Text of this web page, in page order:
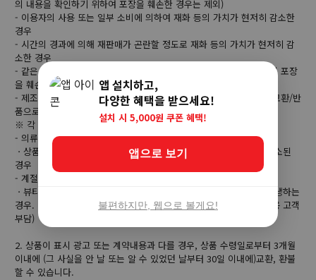
의 내용을 확인하기 위하여 포장을 훼손한 경우는 제외)
- 이용자의 사용 또는 일부 소비에 의하여 재화 등의 가치가 현저히 감소한
경우
- 시간의 경과에 의해 재판매가 곤란할 정도로 재화 등의 가치가 현저히 감
소한 경우
- 같은 성능을 지닌 재화 등으로 복제가 가능한 경우 그 원본인 재화의 포장
을 훼손한 경우
- 제조사의 사정 (신모델 출시 등) 및 부품 가격 변동 등에 의해 무료 교환/반
품으로 요청하는 경우
※ 각 상품별로 아래와 같은 사유로 취소/반품이 제한 될 수 있습니다.
- 의류/잡화/수입명품
ㆍ상품 라벨 및 상품 훼손, 구성품 누락으로 상품의 가치가 현저히 감소된
경우
- 계절상품/식품/화장품
ㆍ뷰티 상품 이용 시 트러블(알러지, 붉은 반점, 가려움, 따가움)이 발생하는
경우. 단, 진료 확인서 및 소견서 등을 증빙하면 환불이 가능 (제반비용 고객
부담)
2. 상품이 표시 광고 또는 계약내용과 다를 경우, 상품 수령일로부터 3개월
이내에 (그 사실을 안 날 또는 알 수 있었던 날부터 30일 이내에)교환, 환불
할 수 있습니다.
앱 설치하고,
다양한 혜택을 받으세요!
설치 시 5,000원 쿠폰 혜택!
앱으로 보기
불편하지만, 웹으로 볼게요!